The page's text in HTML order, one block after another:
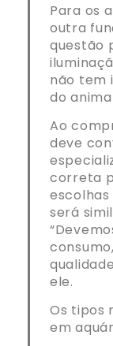
Para os
outra
questão
não tem
do
Ao
deve
correta
será
ele.
Os tipos
em